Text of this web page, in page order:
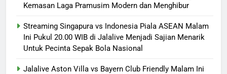
Kemasan Laga Pramusim Modern dan Menghibur
Streaming Singapura vs Indonesia Piala ASEAN Malam
Ini Pukul 20.00 WIB di Jalalive Menjadi Sajian Menarik
Untuk Pecinta Sepak Bola Nasional
Jalalive Aston Villa vs Bayern Club Friendly Malam Ini